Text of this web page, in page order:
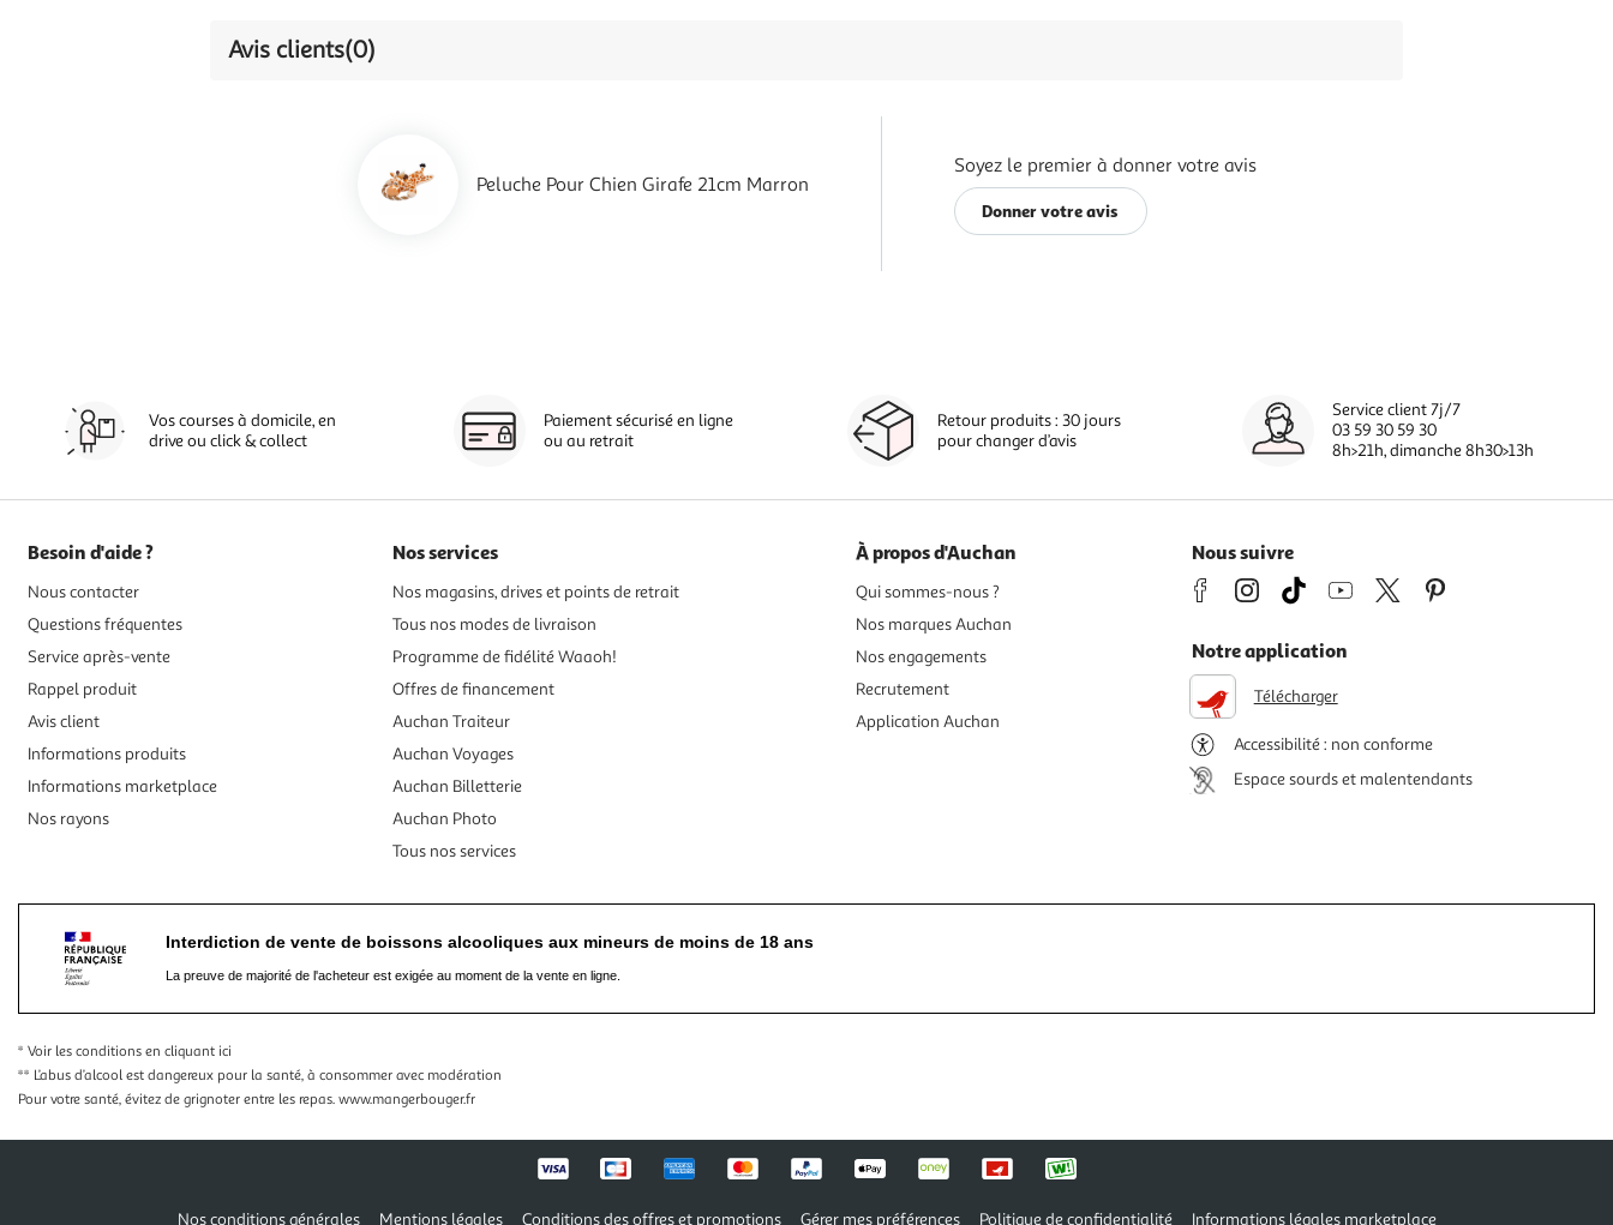
Avis clients(0)
Peluche Pour Chien Girafe 21cm Marron
Soyez le premier à donner votre avis
Donner votre avis
Vos courses à domicile, en
drive ou click & collect
Paiement sécurisé en ligne
ou au retrait
Retour produits : 30 jours
pour changer d’avis
Service client 7j/7
03 59 30 59 30
8h>21h, dimanche 8h30>13h
Besoin d'aide ?
Nous contacter
Questions fréquentes
Service après-vente
Rappel produit
Avis client
Informations produits
Informations marketplace
Nos rayons
Nos services
Nos magasins, drives et points de retrait
Tous nos modes de livraison
Programme de fidélité Waaoh!
Offres de financement
Auchan Traiteur
Auchan Voyages
Auchan Billetterie
Auchan Photo
Tous nos services
À propos d'Auchan
Qui sommes-nous ?
Nos marques Auchan
Nos engagements
Recrutement
Application Auchan
Nous suivre
Notre application
Télécharger
Accessibilité : non conforme
Espace sourds et malentendants
Interdiction de vente de boissons alcooliques aux mineurs de moins de 18 ans
La preuve de majorité de l'acheteur est exigée au moment de la vente en ligne.
* Voir les conditions en cliquant ici
** L’abus d’alcool est dangereux pour la santé, à consommer avec modération
Pour votre santé, évitez de grignoter entre les repas. www.mangerbouger.fr
Nos conditions générales Mentions légales Conditions des offres et promotions Gérer mes préférences Politique de confidentialité Informations légales marketplace